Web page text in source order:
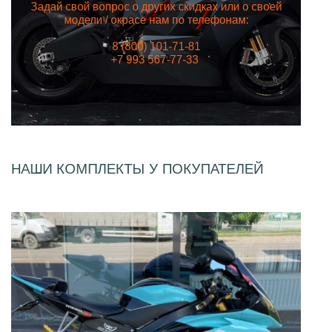
Задай свой вопрос о других скидках или о своей
модели / окрасе нам по телефонам:
8 (800) 101-71-81
+7 993 567-77-33
НАШИ КОМПЛЕКТЫ У ПОКУПАТЕЛЕЙ